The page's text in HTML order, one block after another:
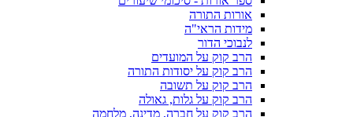
אורות התורה
מידות הראי"ה
לנבוכי הדור
הרב קוק על המועדים
הרב קוק על יסודות התורה
הרב קוק על תשובה
הרב קוק על גלות, גאולה
הרב קוק על חברה, מדינה, מלחמה